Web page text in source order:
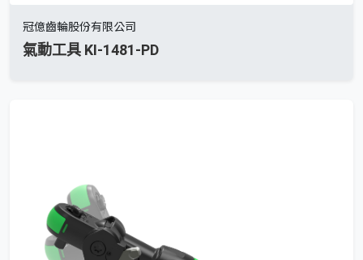
冠億齒輪股份有限公司
氣動工具 KI-1481-PD